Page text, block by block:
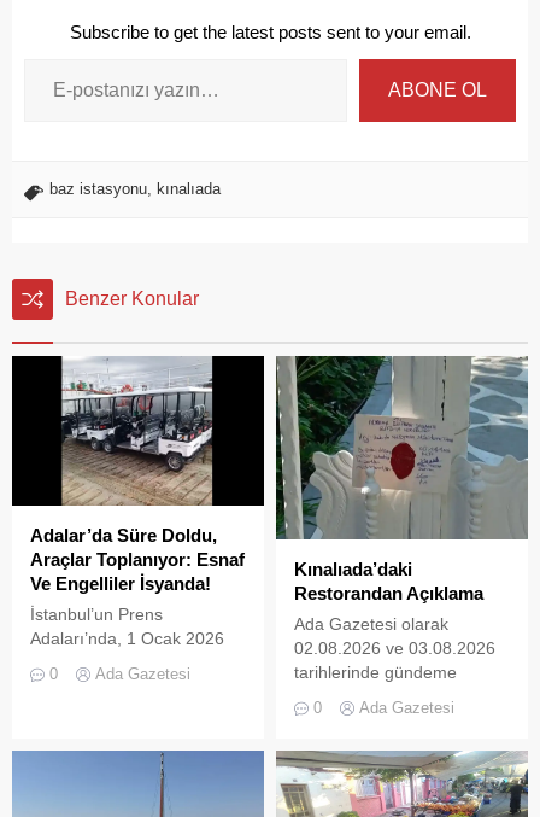
Subscribe to get the latest posts sent to your email.
ABONE OL
baz istasyonu, kınalıada
Benzer Konular
Adalar’da Süre Doldu,
Araçlar Toplanıyor: Esnaf
Ve Engelliler İsyanda!
İstanbul’un Prens
Adaları’nda, 1 Ocak 2026
tarihinde yürürlüğe giren ve
L2 sınıfı (3 tekerlekli)
UKOME kararının ardından
tanınan ek süre sona erdi.
İki kez uzatılarak 31
0 Ada Gazetesi
Kınalıada’daki
Restorandan Açıklama
Ada Gazetesi olarak
02.08.2026 ve 03.08.2026
tarihlerinde gündeme
getirdiğimiz “Kınalıada’da
Ruhsatsız Alkol Satan
Mühürlendi” ve “Kınalıada
Mührü Kırılan Restoran
0 Ada Gazetesi